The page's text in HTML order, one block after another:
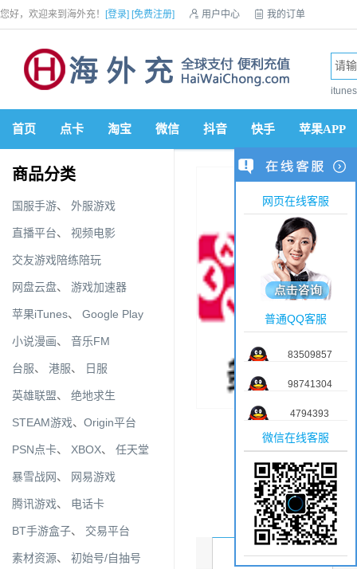
您好，欢迎来到海外充！ [登录] [免费注册]  用户中心  我的订单
首页 点卡 淘宝 微信 抖音 快手 苹果APP
商品分类
国服手游、 外服游戏
直播平台、 视频电影
交友游戏陪练陪玩
网盘云盘、 游戏加速器
苹果iTunes、 Google Play
小说漫画、 音乐FM
台服、 港服、 日服
英雄联盟、 绝地求生
STEAM游戏、 Origin平台
PSN点卡、 XBOX、 任天堂
暴雪战网、 网易游戏
腾讯游戏、 电话卡
BT手游盒子、 交易平台
素材资源、 初始号/自抽号 商品介绍
网页在线客服
普通QQ客服
83509857
98741304
4794393
微信在线客服